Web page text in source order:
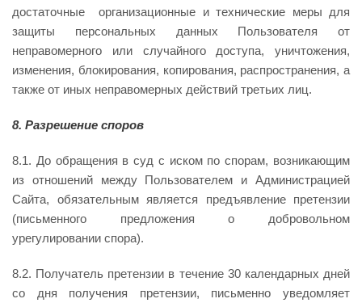
достаточные организационные и технические меры для
защиты персональных данных Пользователя от
неправомерного или случайного доступа, уничтожения,
изменения, блокирования, копирования, распространения, а
также от иных неправомерных действий третьих лиц.
8. Разрешение споров
8.1. До обращения в суд с иском по спорам, возникающим
из отношений между Пользователем и Администрацией
Сайта, обязательным является предъявление претензии
(письменного предложения о добровольном
урегулировании спора).
8.2. Получатель претензии в течение 30 календарных дней
со дня получения претензии, письменно уведомляет